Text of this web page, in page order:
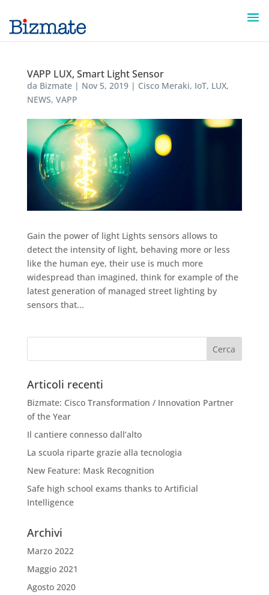
VAPP LUX, Smart Light Sensor
da Bizmate| Nov 5, 2019| Cisco Meraki, IoT, LUX,
NEWS, VAPP
Gain the power of light Lights sensors allows to
detect the intensity of light, behaving more or less
like the human eye, their use is much more
widespread than imagined, think for example of the
latest generation of managed street lighting by
sensors that...
Articoli recenti
Bizmate: Cisco Transformation / Innovation Partner
of the Year
Il cantiere connesso dall’alto
La scuola riparte grazie alla tecnologia
New Feature: Mask Recognition
Safe high school exams thanks to Artificial
Intelligence
Archivi
Marzo 2022
Maggio 2021
Agosto 2020